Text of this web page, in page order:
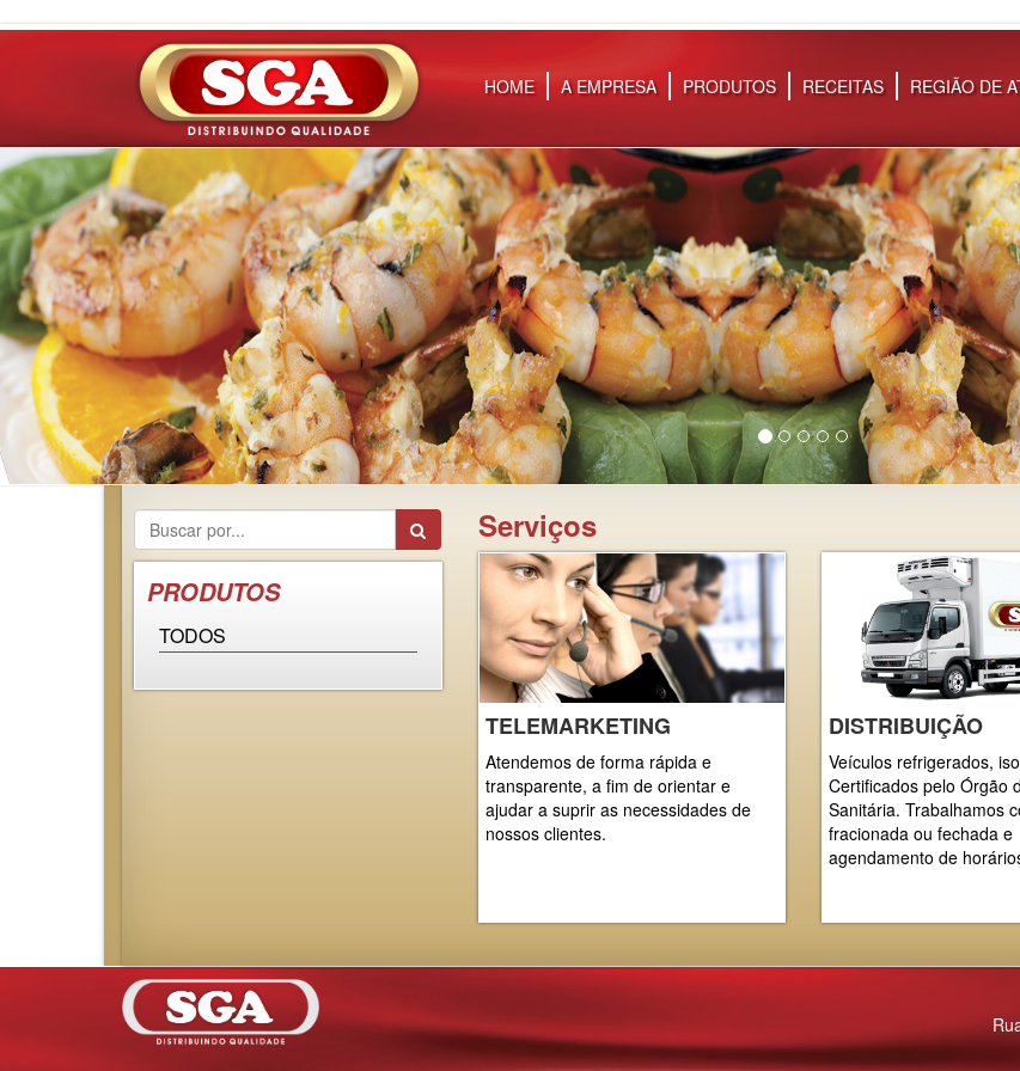
HOME A EMPRESA PRODUTOS RECEITAS REGIÃO DE
PRODUTOS
TODOS
Serviços
TELEMARKETING
Atendemos de forma rápida e
transparente, a fim de orientar e
ajudar a suprir as necessidades de
nossos clientes.
DISTRIBUIÇÃO
Veículos refrigerados,
Certificados pelo Órgão
Sanitária. Trabalhamos
fracionada ou fechada e
agendamento de